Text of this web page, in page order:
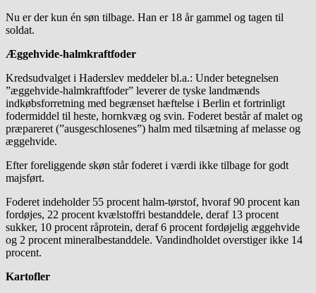
Nu er der kun én søn tilbage. Han er 18 år gammel og tagen til
soldat.
Æggehvide-halmkraftfoder
Kredsudvalget i Haderslev meddeler bl.a.: Under betegnelsen
”æggehvide-halmkraftfoder” leverer de tyske landmænds
indkøbsforretning med begrænset hæftelse i Berlin et fortrinligt
fodermiddel til heste, hornkvæg og svin. Foderet består af malet og
præpareret (”ausgeschlosenes”) halm med tilsætning af melasse og
æggehvide.
Efter foreliggende skøn står foderet i værdi ikke tilbage for godt
majsført.
Foderet indeholder 55 procent halm-tørstof, hvoraf 90 procent kan
fordøjes, 22 procent kvælstoffri bestanddele, deraf 13 procent
sukker, 10 procent råprotein, deraf 6 procent fordøjelig æggehvide
og 2 procent mineralbestanddele. Vandindholdet overstiger ikke 14
procent.
Kartofler